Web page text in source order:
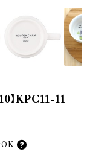
】KPC11-11
OK